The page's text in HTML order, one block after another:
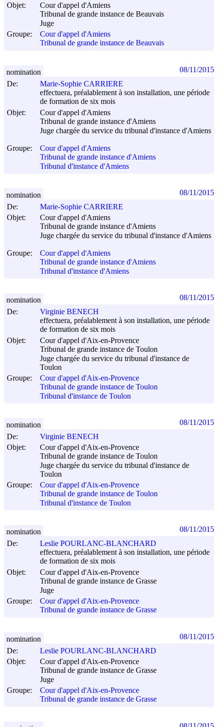
Objet:
Cour d'appel d'Amiens
Tribunal de grande instance de Beauvais
Juge
Groupe:
Cour d'appel d'Amiens
Tribunal de grande instance de Beauvais
De:
Marie-Sophie CARRIERE
effectuera, préalablement à son installation, une période
de formation de six mois
Objet:
Cour d'appel d'Amiens
Tribunal de grande instance d'Amiens
Juge chargée du service du tribunal d'instance d'Amiens
Groupe:
Cour d'appel d'Amiens
Tribunal de grande instance d'Amiens
Tribunal d'instance d'Amiens
nomination 08/11/2015
De:
Marie-Sophie CARRIERE
Objet:
Cour d'appel d'Amiens
Tribunal de grande instance d'Amiens
Juge chargée du service du tribunal d'instance d'Amiens
Groupe:
Cour d'appel d'Amiens
Tribunal de grande instance d'Amiens
Tribunal d'instance d'Amiens
nomination 08/11/2015
De:
Virginie BENECH
effectuera, préalablement à son installation, une période
de formation de six mois
Objet:
Cour d'appel d'Aix-en-Provence
Tribunal de grande instance de Toulon
Juge chargée du service du tribunal d'instance de
Toulon
Groupe:
Cour d'appel d'Aix-en-Provence
Tribunal de grande instance de Toulon
Tribunal d'instance de Toulon
nomination 08/11/2015
De:
Virginie BENECH
Objet:
Cour d'appel d'Aix-en-Provence
Tribunal de grande instance de Toulon
Juge chargée du service du tribunal d'instance de
Toulon
Groupe:
Cour d'appel d'Aix-en-Provence
Tribunal de grande instance de Toulon
Tribunal d'instance de Toulon
nomination 08/11/2015
De:
Leslie POURLANC-BLANCHARD
effectuera, préalablement à son installation, une période
de formation de six mois
Objet:
Cour d'appel d'Aix-en-Provence
Tribunal de grande instance de Grasse
Juge
Groupe:
Cour d'appel d'Aix-en-Provence
Tribunal de grande instance de Grasse
nomination 08/11/2015
De:
Leslie POURLANC-BLANCHARD
Objet:
Cour d'appel d'Aix-en-Provence
Tribunal de grande instance de Grasse
Juge
Groupe:
Cour d'appel d'Aix-en-Provence
Tribunal de grande instance de Grasse
nomination 08/11/2015